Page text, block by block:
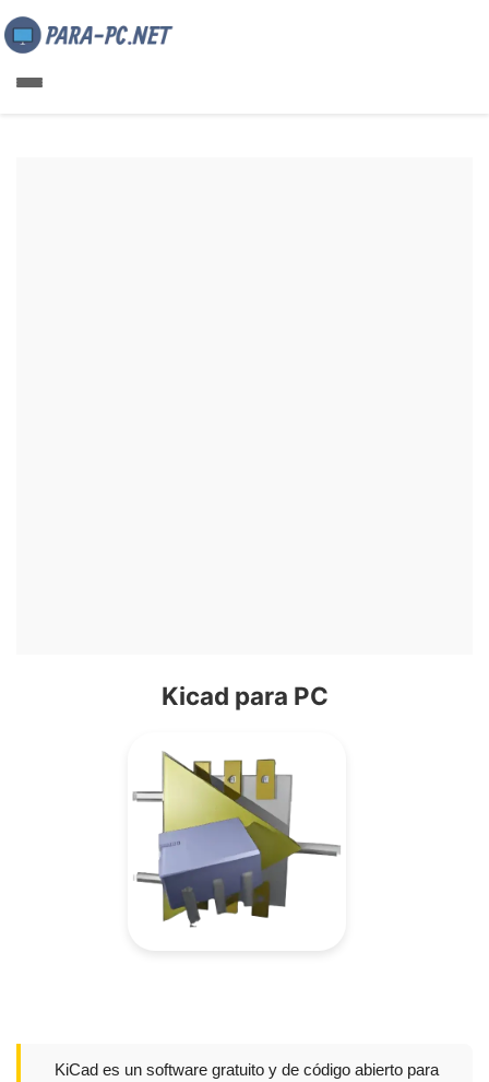
Kicad para PC
KiCad es un software gratuito y de código abierto para